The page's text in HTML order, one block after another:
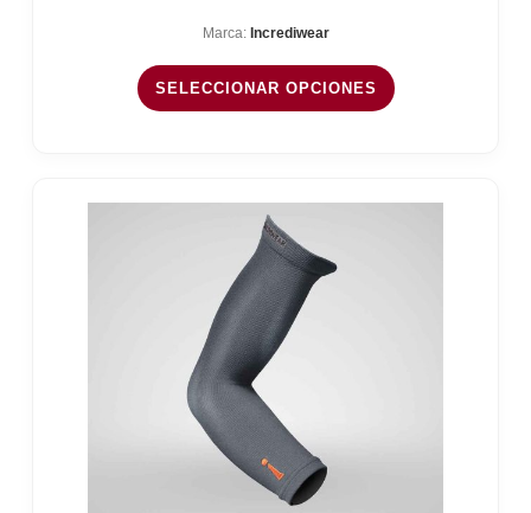
Marca: Incrediwear
SELECCIONAR OPCIONES